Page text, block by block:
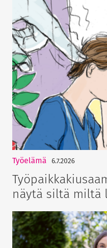
Työelämä 6.7.2026
näytä siltä miltä